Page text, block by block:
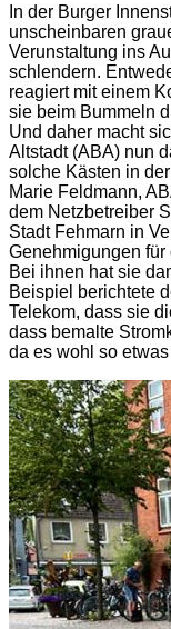
In der Burger
unscheinbaren
Verunstaltung ins
schlendern.
reagiert mit einem
sie beim Bummeln
Und daher macht
Altstadt (ABA) nun
solche Kästen in
Marie Feldmann,
dem Netzbetreiber
Stadt Fehmarn in
Genehmigungen
Bei ihnen hat sie
Beispiel berichtete
Telekom, dass sie
dass bemalte
da es wohl so